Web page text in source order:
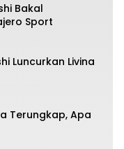
Bakal
Sport
Luncurkan Livina
Terungkap, Apa